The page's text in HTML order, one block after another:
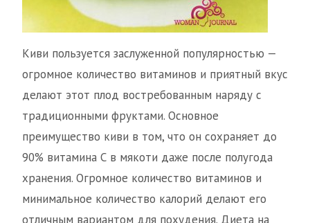
Киви пользуется заслуженной популярностью —
огромное количество витаминов и приятный вкус
делают этот плод востребованным наряду с
традиционными фруктами. Основное
преимущество киви в том, что он сохраняет до
90% витамина С в мякоти даже после полугода
хранения. Огромное количество витаминов и
минимальное количество калорий делают его
отличным вариантом для похудения. Диета на